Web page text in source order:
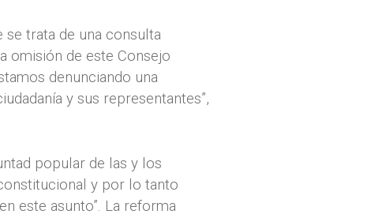
se trata de una consulta
omisión de este Consejo
denunciando una
y sus representantes”,
popular de las y los
y por lo tanto
este asunto”. La reforma